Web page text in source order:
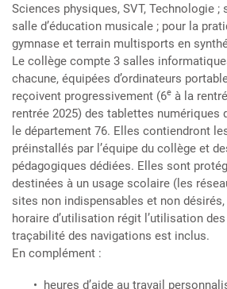
Sciences physiques, SVT, Technologie ;
salle d’éducation musicale ; pour la
gymnase et terrain multisports en
Le collège compte 3 salles
chacune, équipées d’ordinateurs
reçoivent progressivement (6e à la
rentrée 2025) des tablettes numériques
le département 76. Elles contiendront
préinstallés par l’équipe du collège et
pédagogiques dédiées. Elles sont
destinées à un usage scolaire (les
sites non indispensables et non
horaire d’utilisation régit l’utilisation
traçabilité des navigations est inclus.
En complément :
heures d’aide au travail